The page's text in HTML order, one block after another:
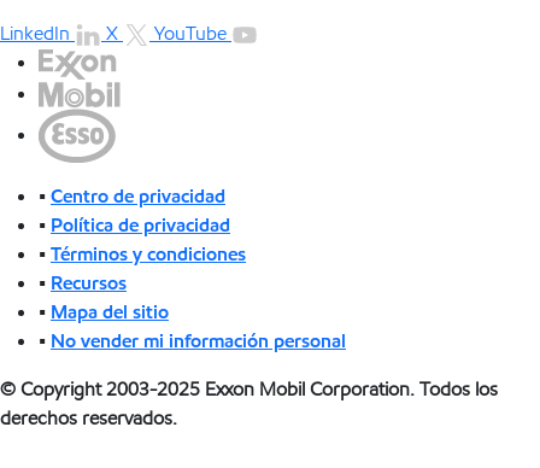
LinkedIn
X YouTube
•Centro de privacidad
• Política de privacidad
•Términos y condiciones
• Recursos
• Mapa del sitio
• No vender mi información personal
© Copyright 2003-2025 Exxon Mobil Corporation. Todos los
derechos reservados.